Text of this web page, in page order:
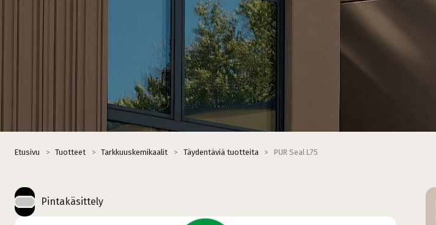
Etusivu > Tuotteet > Tarkkuuskemikaalit > Täydentäviä tuotteita > PUR Seal L75
Pintakäsittely